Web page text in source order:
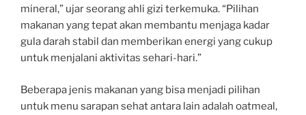
mineral,” ujar seorang ahli gizi terkemuka. “Pilihan
makanan yang tepat akan membantu menjaga kadar
gula darah stabil dan memberikan energi yang cukup
untuk menjalani aktivitas sehari-hari.”
Beberapa jenis makanan yang bisa menjadi pilihan
untuk menu sarapan sehat antara lain adalah oatmeal,